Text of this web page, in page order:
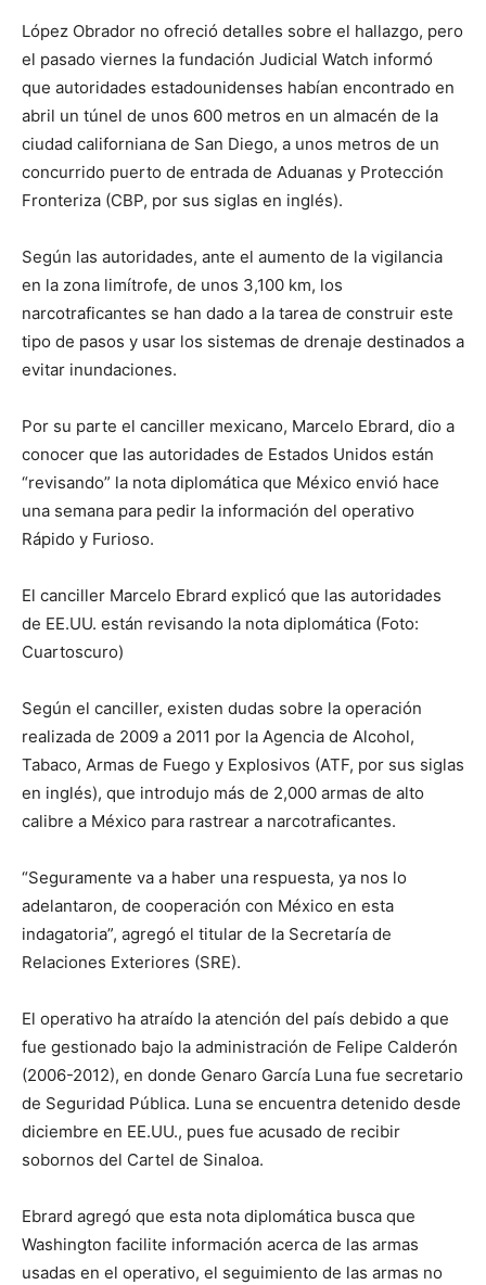
López Obrador no ofreció detalles sobre el hallazgo, pero
el pasado viernes la fundación Judicial Watch informó
que autoridades estadounidenses habían encontrado en
abril un túnel de unos 600 metros en un almacén de la
ciudad californiana de San Diego, a unos metros de un
concurrido puerto de entrada de Aduanas y Protección
Fronteriza (CBP, por sus siglas en inglés).
Según las autoridades, ante el aumento de la vigilancia
en la zona limítrofe, de unos 3,100 km, los
narcotraficantes se han dado a la tarea de construir este
tipo de pasos y usar los sistemas de drenaje destinados a
evitar inundaciones.
Por su parte el canciller mexicano, Marcelo Ebrard, dio a
conocer que las autoridades de Estados Unidos están
“revisando” la nota diplomática que México envió hace
una semana para pedir la información del operativo
Rápido y Furioso.
El canciller Marcelo Ebrard explicó que las autoridades
de EE.UU. están revisando la nota diplomática (Foto:
Cuartoscuro)
Según el canciller, existen dudas sobre la operación
realizada de 2009 a 2011 por la Agencia de Alcohol,
Tabaco, Armas de Fuego y Explosivos (ATF, por sus siglas
en inglés), que introdujo más de 2,000 armas de alto
calibre a México para rastrear a narcotraficantes.
“Seguramente va a haber una respuesta, ya nos lo
adelantaron, de cooperación con México en esta
indagatoria”, agregó el titular de la Secretaría de
Relaciones Exteriores (SRE).
El operativo ha atraído la atención del país debido a que
fue gestionado bajo la administración de Felipe Calderón
(2006-2012), en donde Genaro García Luna fue secretario
de Seguridad Pública. Luna se encuentra detenido desde
diciembre en EE.UU., pues fue acusado de recibir
sobornos del Cartel de Sinaloa.
Ebrard agregó que esta nota diplomática busca que
Washington facilite información acerca de las armas
usadas en el operativo, el seguimiento de las armas no